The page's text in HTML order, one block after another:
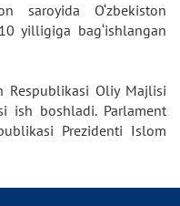
saroyida O‘zbekiston
yilligiga bag‘ishlangan
Respublikasi Oliy Majlisi
ish boshladi. Parlament
Prezidenti Islom